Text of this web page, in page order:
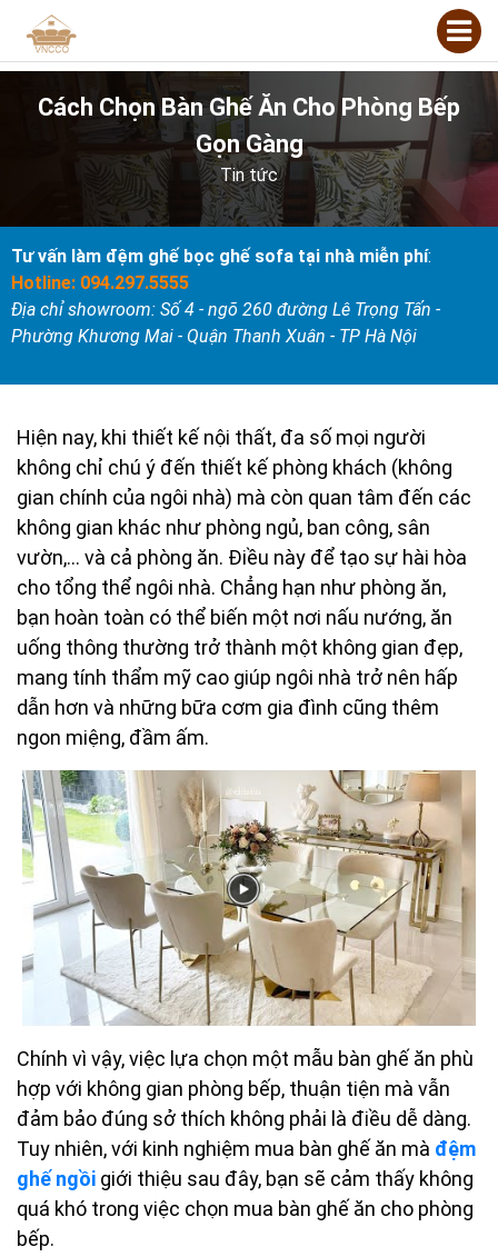
Cách Chọn Bàn Ghế Ăn Cho Phòng Bếp
Gọn Gàng
Tin tức
Tư vấn làm đệm ghế bọc ghế sofa tại nhà miễn phí:
Hotline: 094.297.5555
Địa chỉ showroom: Số 4 - ngõ 260 đường Lê Trọng Tấn -
Phường Khương Mai - Quận Thanh Xuân - TP Hà Nội
Hiện nay, khi thiết kế nội thất, đa số mọi người
không chỉ chú ý đến thiết kế phòng khách (không
gian chính của ngôi nhà) mà còn quan tâm đến các
không gian khác như phòng ngủ, ban công, sân
vườn,... và cả phòng ăn. Điều này để tạo sự hài hòa
cho tổng thể ngôi nhà. Chẳng hạn như phòng ăn,
bạn hoàn toàn có thể biến một nơi nấu nướng, ăn
uống thông thường trở thành một không gian đẹp,
mang tính thẩm mỹ cao giúp ngôi nhà trở nên hấp
dẫn hơn và những bữa cơm gia đình cũng thêm
ngon miệng, đầm ấm.
Chính vì vậy, việc lựa chọn một mẫu bàn ghế ăn phù
hợp với không gian phòng bếp, thuận tiện mà vẫn
đảm bảo đúng sở thích không phải là điều dễ dàng.
Tuy nhiên, với kinh nghiệm mua bàn ghế ăn mà đệm
ghế ngồi giới thiệu sau đây, bạn sẽ cảm thấy không
quá khó trong việc chọn mua bàn ghế ăn cho phòng
bếp.